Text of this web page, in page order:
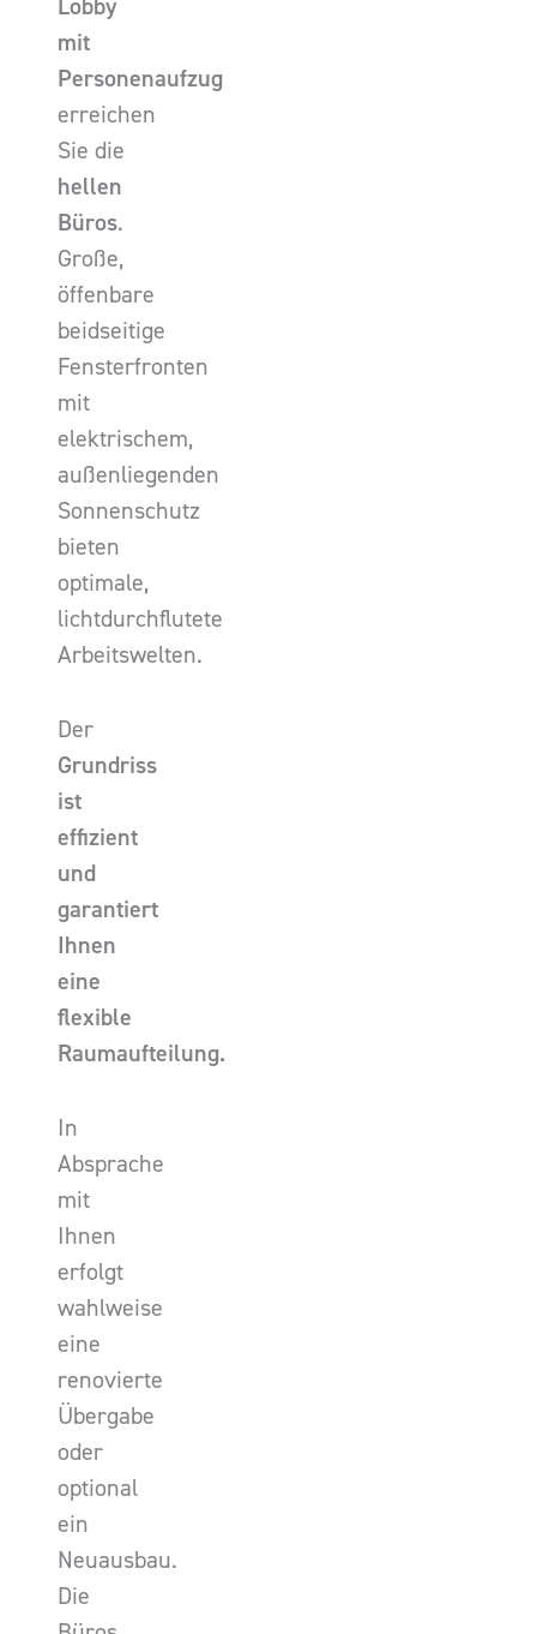
Lobby
mit
Personenaufzug
erreichen
Sie die
hellen
Büros.
Große,
öffenbare
beidseitige
Fensterfronten
mit
elektrischem,
außenliegenden
Sonnenschutz
bieten
optimale,
lichtdurchflutete
Arbeitswelten.
Der
Grundriss
ist
effizient
und
garantiert
Ihnen
eine
flexible
Raumaufteilung.
In
Absprache
mit
Ihnen
erfolgt
wahlweise
eine
renovierte
Übergabe
oder
optional
ein
Neuausbau.
Die